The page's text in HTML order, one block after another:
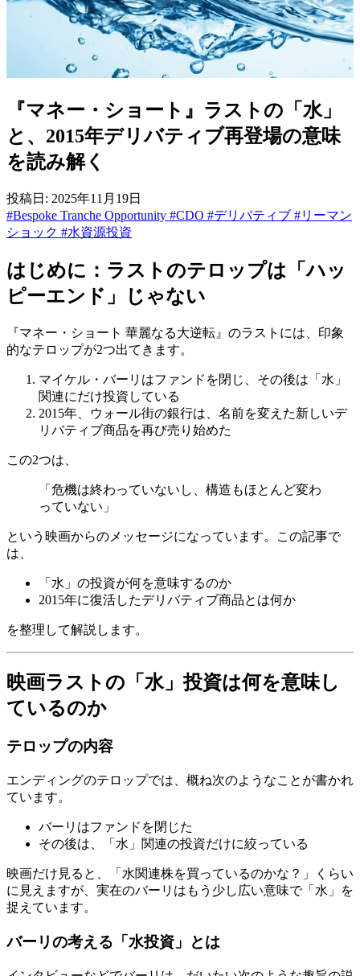
『マネー・ショート』ラストの「水」
と、2015年デリバティブ再登場の意味
を読み解く
投稿日: 2025年11月19日
#Bespoke Tranche Opportunity #CDO #デリバティブ #リーマン
ショック #水資源投資
はじめに：ラストのテロップは「ハッ
ピーエンド」じゃない
『マネー・ショート 華麗なる大逆転』のラストには、印象
的なテロップが2つ出てきます。
マイケル・バーリはファンドを閉じ、その後は「水」
関連にだけ投資している
2015年、ウォール街の銀行は、名前を変えた新しいデ
リバティブ商品を再び売り始めた
この2つは、
「危機は終わっていないし、構造もほとんど変わ
っていない」
という映画からのメッセージになっています。この記事で
は、
「水」の投資が何を意味するのか
2015年に復活したデリバティブ商品とは何か
を整理して解説します。
映画ラストの「水」投資は何を意味し
ているのか
テロップの内容
エンディングのテロップでは、概ね次のようなことが書かれ
ています。
バーリはファンドを閉じた
その後は、「水」関連の投資だけに絞っている
映画だけ見ると、「水関連株を買っているのかな？」くらい
に見えますが、実在のバーリはもう少し広い意味で「水」を
捉えています。
バーリの考える「水投資」とは